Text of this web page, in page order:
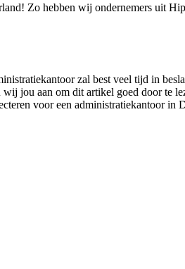
Zo hebben wij ondernemers uit
zal best veel tijd in
jou aan om dit artikel goed door te
voor een administratiekantoor in